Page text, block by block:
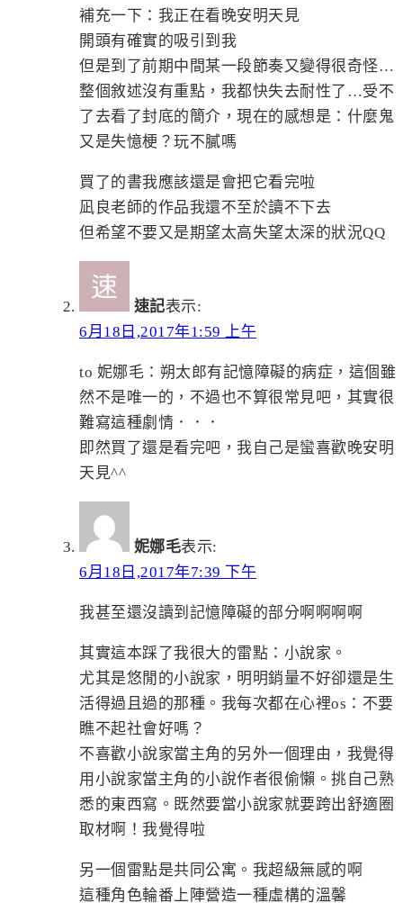
補充一下：我正在看晚安明天見
開頭有確實的吸引到我
但是到了前期中間某一段節奏又變得很奇怪…
整個敘述沒有重點，我都快失去耐性了…受不
了去看了封底的簡介，現在的感想是：什麼鬼
又是失憶梗？玩不膩嗎
買了的書我應該還是會把它看完啦
凪良老師的作品我還不至於讀不下去
但希望不要又是期望太高失望太深的狀況QQ
速記表示:
6月18日,2017年1:59 上午
to 妮娜毛：朔太郎有記憶障礙的病症，這個雖
然不是唯一的，不過也不算很常見吧，其實很
難寫這種劇情．．．
即然買了還是看完吧，我自己是蠻喜歡晚安明
天見^^
妮娜毛表示:
6月18日,2017年7:39 下午
我甚至還沒讀到記憶障礙的部分啊啊啊啊
其實這本踩了我很大的雷點：小說家。
尤其是悠閒的小說家，明明銷量不好卻還是生
活得過且過的那種。我每次都在心裡os：不要
瞧不起社會好嗎？
不喜歡小說家當主角的另外一個理由，我覺得
用小說家當主角的小說作者很偷懶。挑自己熟
悉的東西寫。既然要當小說家就要跨出舒適圈
取材啊！我覺得啦
另一個雷點是共同公寓。我超級無感的啊
這種角色輪番上陣營造一種虛構的溫馨